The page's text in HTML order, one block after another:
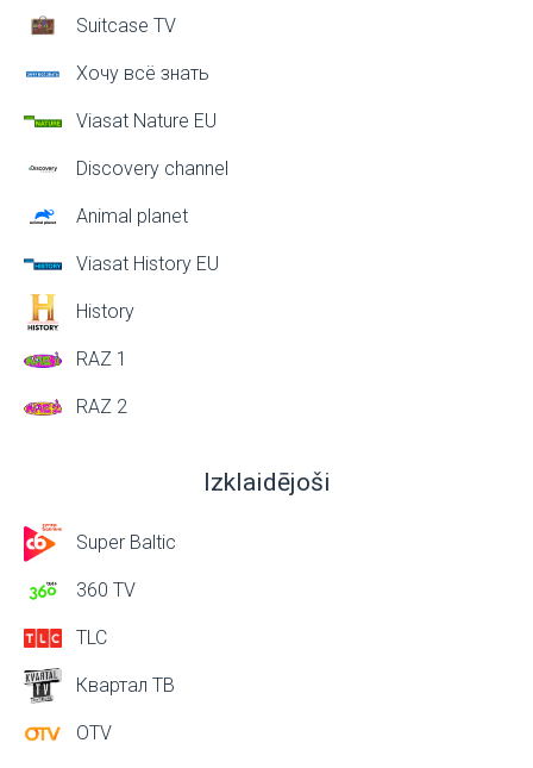
Suitcase TV
Хочу всё знать
Viasat Nature EU
Discovery channel
Animal planet
Viasat History EU
History
RAZ 1
RAZ 2
Izklaidējoši
Super Baltic
360 TV
TLC
Квартал ТВ
OTV